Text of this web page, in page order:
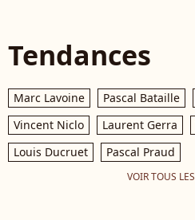
Tendances
Marc Lavoine Pascal Bataille
Vincent Niclo
Laurent Gerra
Louis Ducruet
Pascal Praud
VOIR TOUS